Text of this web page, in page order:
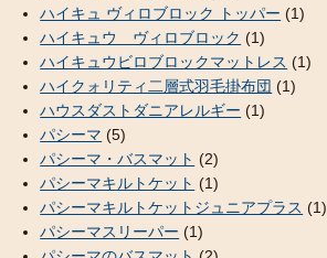
ハイキュ ヴィロブロック トッパー (1)
ハイキュウ ヴィロブロック (1)
ハイキュウビロブロックマットレス (1)
ハイクォリティ二層式羽毛掛布団 (1)
ハウスダストダニアレルギー (1)
パシーマ (5)
パシーマ・バスマット (2)
パシーマキルトケット (1)
パシーマキルトケットジュニアプラス (1)
パシーマスリーパー (1)